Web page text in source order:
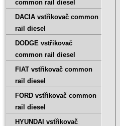
common rail diesel
DACIA vstřikovač common
rail diesel
DODGE vstřikovač
common rail diesel
FIAT vstřikovač common
rail diesel
FORD vstřikovač common
rail diesel
HYUNDAI vstřikovač